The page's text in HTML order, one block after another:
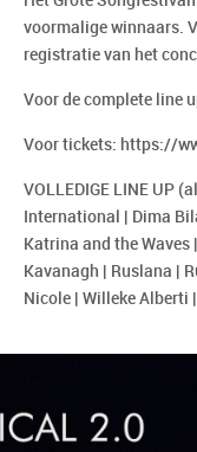
voormalige winnaars.
registratie van het
Voor de complete line
Voor tickets: https://
VOLLEDIGE LINE UP
International | Dima
Katrina and the
Kavanagh | Ruslana |
Nicole | Willeke Alberti